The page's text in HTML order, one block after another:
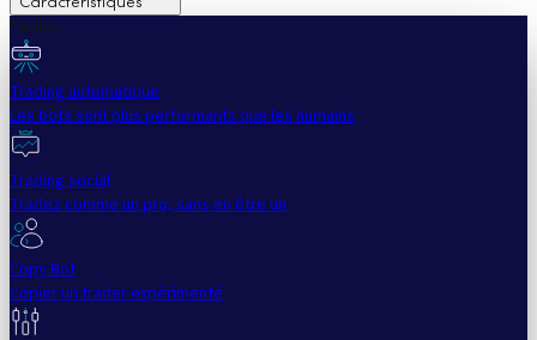
Faciles
Trading automatique
Les bots sont plus performants que les humains
Trading social
Tradez comme un pro, sans en être un
Copy Bot
Copier un trader expérimenté